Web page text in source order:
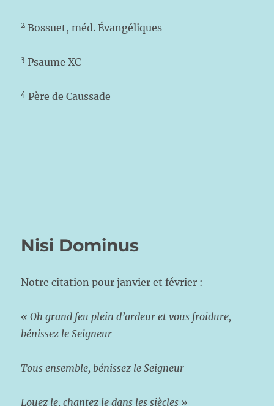
2 Bossuet, méd. Évangéliques
3 Psaume XC
4 Père de Caussade
Nisi Dominus
Notre citation pour janvier et février :
« Oh grand feu plein d’ardeur et vous froidure,
bénissez le Seigneur
Tous ensemble, bénissez le Seigneur
Louez le, chantez le dans les siècles »